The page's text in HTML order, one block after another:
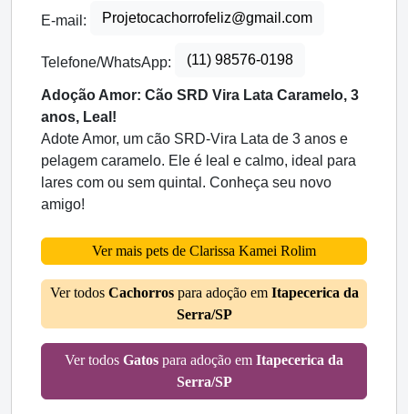
E-mail: Projetocachorrofeliz@gmail.com
Telefone/WhatsApp: (11) 98576-0198
Adoção Amor: Cão SRD Vira Lata Caramelo, 3
anos, Leal!
Adote Amor, um cão SRD-Vira Lata de 3 anos e
pelagem caramelo. Ele é leal e calmo, ideal para
lares com ou sem quintal. Conheça seu novo
amigo!
Ver mais pets de Clarissa Kamei Rolim
Ver todos Cachorrospara adoção em Itapecerica da
Serra/SP
Ver todos Gatos para adoção em Itapecerica da
Serra/SP